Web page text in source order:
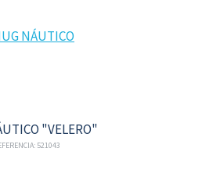
"VELERO"
521043